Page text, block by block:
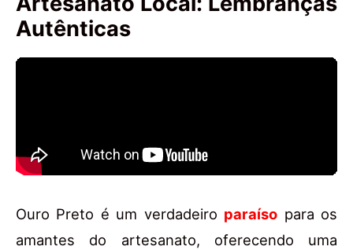
Autênticas
Ouro Preto é um verdadeiro paraíso para os
amantes do artesanato, oferecendo uma